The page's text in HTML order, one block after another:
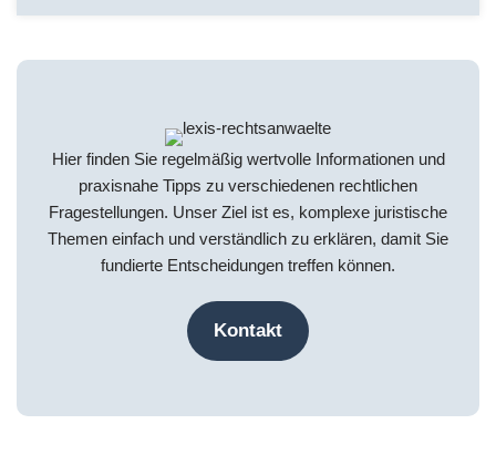
Hier finden Sie regelmäßig wertvolle Informationen und
praxisnahe Tipps zu verschiedenen rechtlichen
Fragestellungen. Unser Ziel ist es, komplexe juristische
Themen einfach und verständlich zu erklären, damit Sie
fundierte Entscheidungen treffen können.
Kontakt